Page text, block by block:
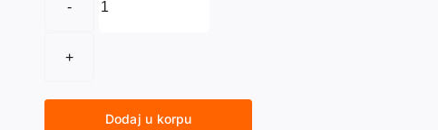
SA
DO
POLJSKE
Dodaj u korpu